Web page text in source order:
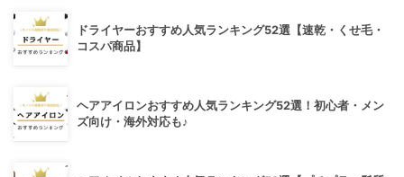
ドライヤーおすすめ人気ランキング52選【速乾・くせ毛・
コスパ商品】
ヘアアイロンおすすめ人気ランキング52選！初心者・メン
ズ向け・海外対応も♪